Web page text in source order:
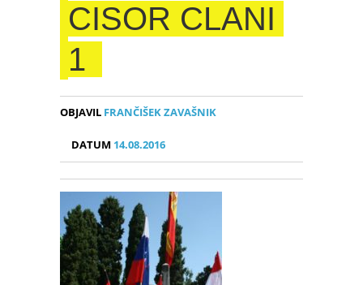
CISOR CLANI
1
OBJAVIL FRANČIŠEK ZAVAŠNIK
DATUM 14.08.2016